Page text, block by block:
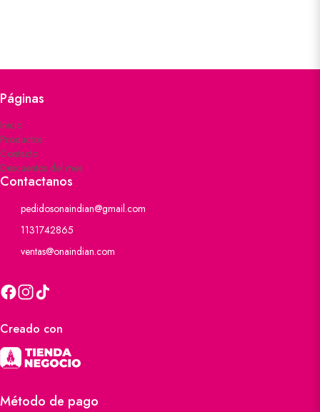
Páginas
Inicio
Productos
Contacto
Descuentos del mes
Contactanos
pedidosonaindian@gmail.com
1131742865
ventas@onaindian.com
Creado con
Método de pago